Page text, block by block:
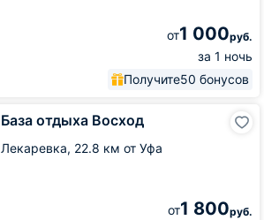
от1 000руб.
за 1 ночь
Получите50 бонусов
База отдыха Восход
Лекаревка, 22.8 км от Уфа
от1 800руб.